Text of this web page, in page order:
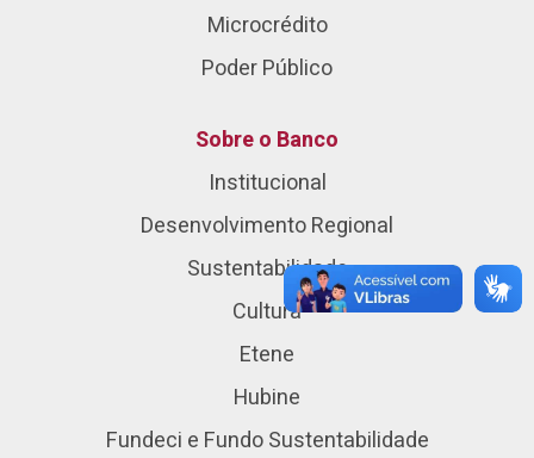
Microcrédito
Poder Público
Sobre o Banco
Institucional
Desenvolvimento Regional
Sustentabilidade
Cultura
Etene
Hubine
Fundeci e Fundo Sustentabilidade